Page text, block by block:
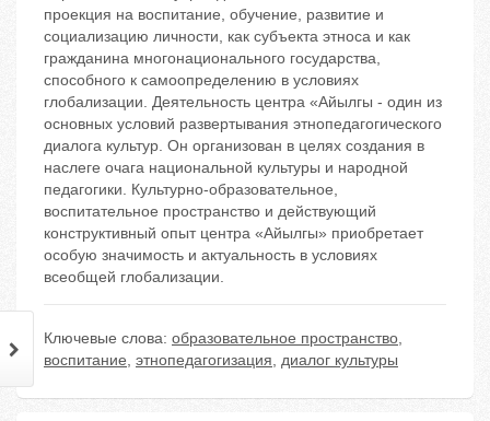
проекция на воспитание, обучение, развитие и
социализацию личности, как субъекта этноса и как
гражданина многонационального государства,
способного к самоопределению в условиях
глобализации. Деятельность центра «Айылгы - один из
основных условий развертывания этнопедагогического
диалога культур. Он организован в целях создания в
наслеге очага национальной культуры и народной
педагогики. Культурно-образовательное,
воспитательное пространство и действующий
конструктивный опыт центра «Айылгы» приобретает
особую значимость и актуальность в условиях
всеобщей глобализации.
Ключевые слова: образовательное пространство,
воспитание, этнопедагогизация, диалог культуры